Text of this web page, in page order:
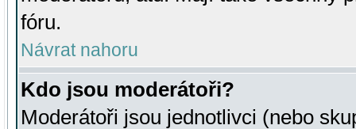
fóru.
Návrat nahoru
Kdo jsou moderátoři?
Moderátoři jsou jednotlivci (nebo